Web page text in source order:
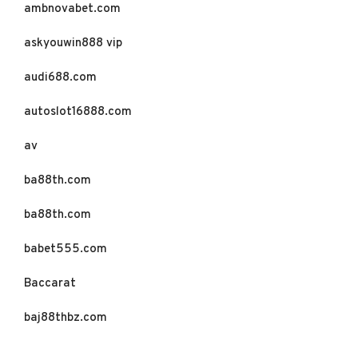
ambnovabet.com
askyouwin888 vip
audi688.com
autoslot16888.com
av
ba88th.com
ba88th.com
babet555.com
Baccarat
baj88thbz.com